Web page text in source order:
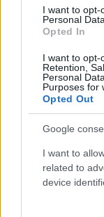
I want to opt-
Personal
Opted In
I want to opt-
Retention,
Personal
Purposes for
Opted Out
Google
I want to
related to
device
είναι κυρίως
τα κουνούπια,
πλειονότητα
τον ιό είναι
εμφανίζουν
και λιγότεροι
κυρίως
παράλυση.